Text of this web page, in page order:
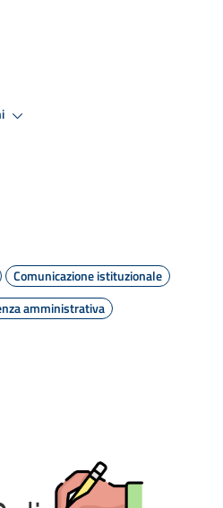
Comunicazione istituzionale
amministrativa